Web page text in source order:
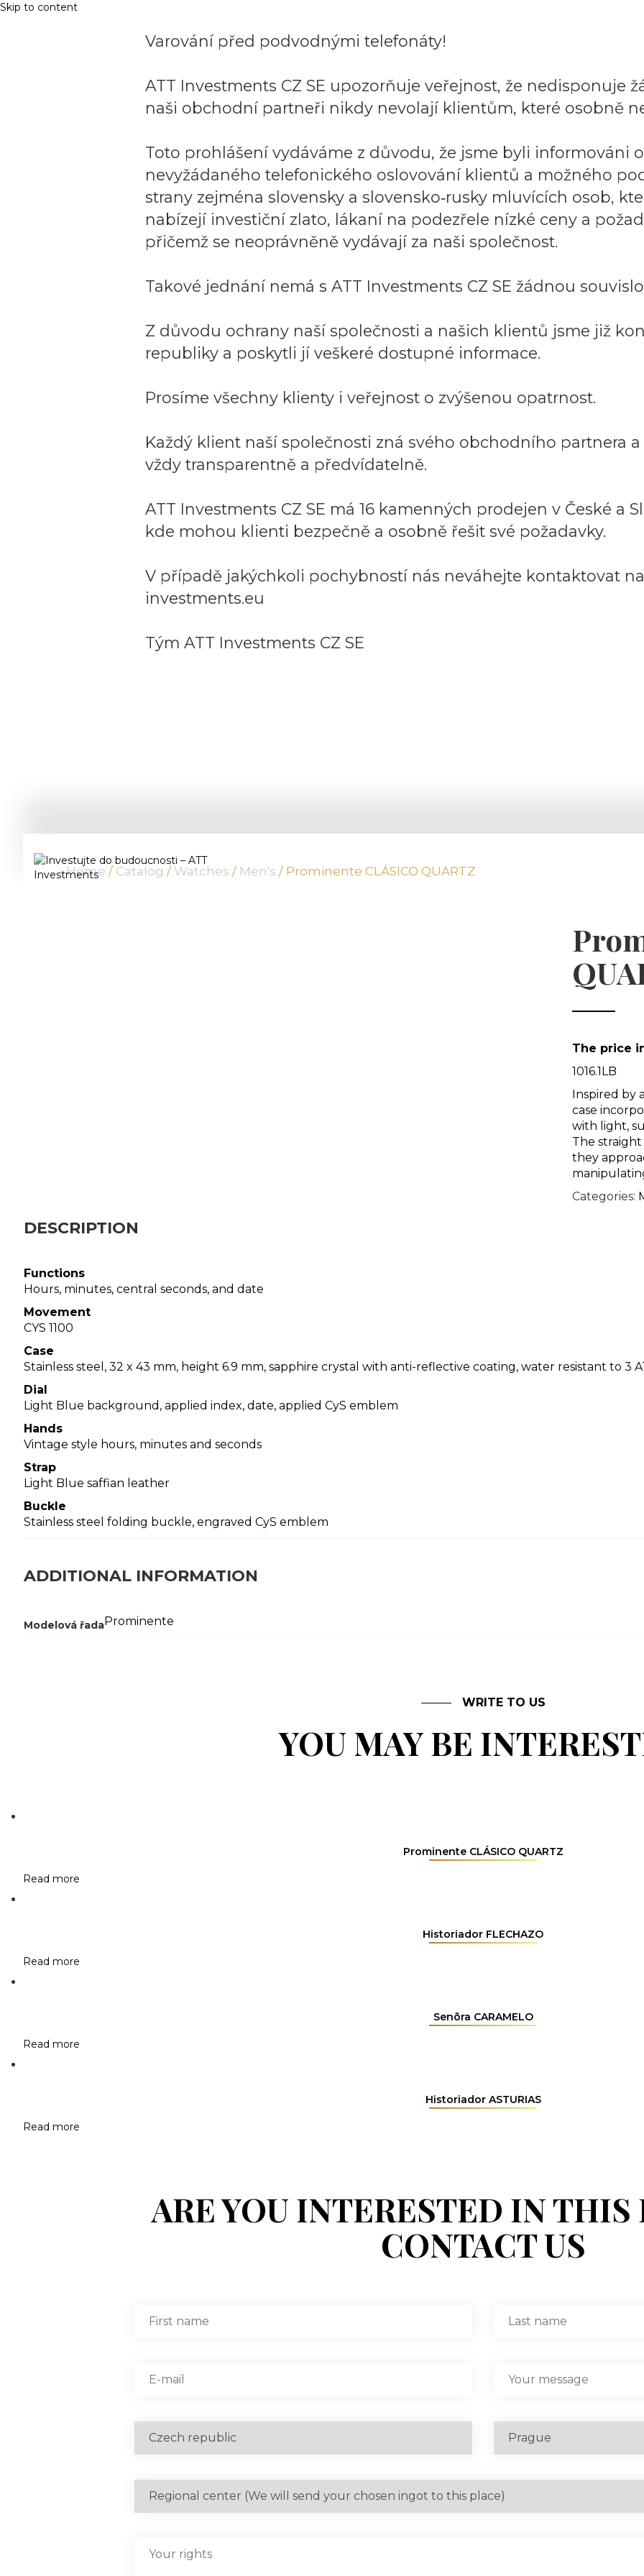
Skip to content
Varování před podvodnými telefonáty!
ATT Investments CZ SE upozorňuje veřejnost, že nedisponuje
naši obchodní partneři nikdy nevolají klientům, které osobně
Toto prohlášení vydáváme z důvodu, že jsme byli informováni
nevyžádaného telefonického oslovování klientů a možného
strany zejména slovensky a slovensko‑rusky mluvících osob,
nabízejí investiční zlato, lákaní na podezřele nízké ceny a
přičemž se neoprávněně vydávají za naši společnost.
Takové jednání nemá s ATT Investments CZ SE žádnou
Z důvodu ochrany naší společnosti a našich klientů jsme již
republiky a poskytli jí veškeré dostupné informace.
Prosíme všechny klienty i veřejnost o zvýšenou opatrnost.
Každý klient naší společnosti zná svého obchodního partnera
vždy transparentně a předvídatelně.
ATT Investments CZ SE má 16 kamenných prodejen v České a
kde mohou klienti bezpečně a osobně řešit své požadavky.
V případě jakýchkoli pochybností nás neváhejte kontaktovat
investments.eu
Tým ATT Investments CZ SE
Home / Catalog / Watches / Men's / Prominente CLÁSICO QUARTZ
The price
1016.1LB
Inspired by
case
with light,
The
they
Categories:
DESCRIPTION
Functions
Hours, minutes, central seconds, and date
Movement
CYS 1100
Case
Stainless steel, 32 x 43 mm, height 6.9 mm, sapphire crystal with anti-reflective coating, water resistant to 3
Dial
Light Blue background, applied index, date, applied CyS emblem
Hands
Vintage style hours, minutes and seconds
Strap
Light Blue saffian leather
Buckle
Stainless steel folding buckle, engraved CyS emblem
ADDITIONAL INFORMATION
Modelová řadaProminente
WRITE TO US
YOU MAY BE
Prominente CLÁSICO QUARTZ
Read more
Historiador FLECHAZO
Read more
Senõra CARAMELO
Read more
Historiador ASTURIAS
Read more
ARE YOU INTERESTED IN THIS
CONTACT US